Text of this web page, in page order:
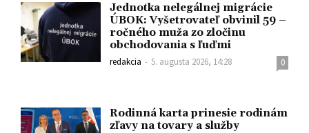
Jednotka nelegálnej migrácie
ÚBOK: Vyšetrovateľ obvinil 59 –
ročného muža zo zločinu
obchodovania s ľuďmi
redakcia - 5. augusta 2026, 14:28 0
Rodinná karta prinesie rodinám
zľavy na tovary a služby